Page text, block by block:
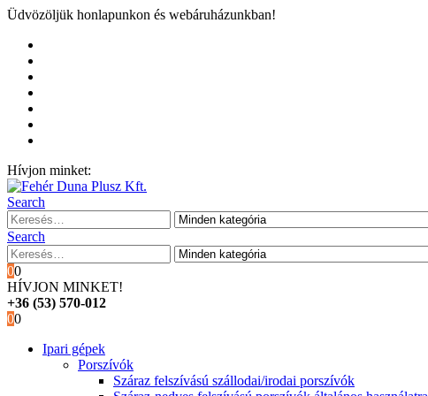
Üdvözöljük honlapunkon és webáruházunkban!
Hívjon minket:
Search
Search
00
HÍVJON MINKET!
+36 (53) 570-012
00
Ipari gépek
Porszívók
Száraz felszívású szállodai/irodai porszívók